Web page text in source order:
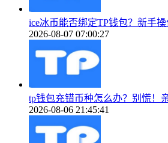
ice冰币能否绑定TP钱包？新手
2026-08-07 07:00:27
tp钱包充错币种怎么办？别慌！
2026-08-06 21:45:41